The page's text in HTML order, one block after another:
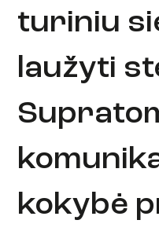
turiniu
laužyti
kokybė